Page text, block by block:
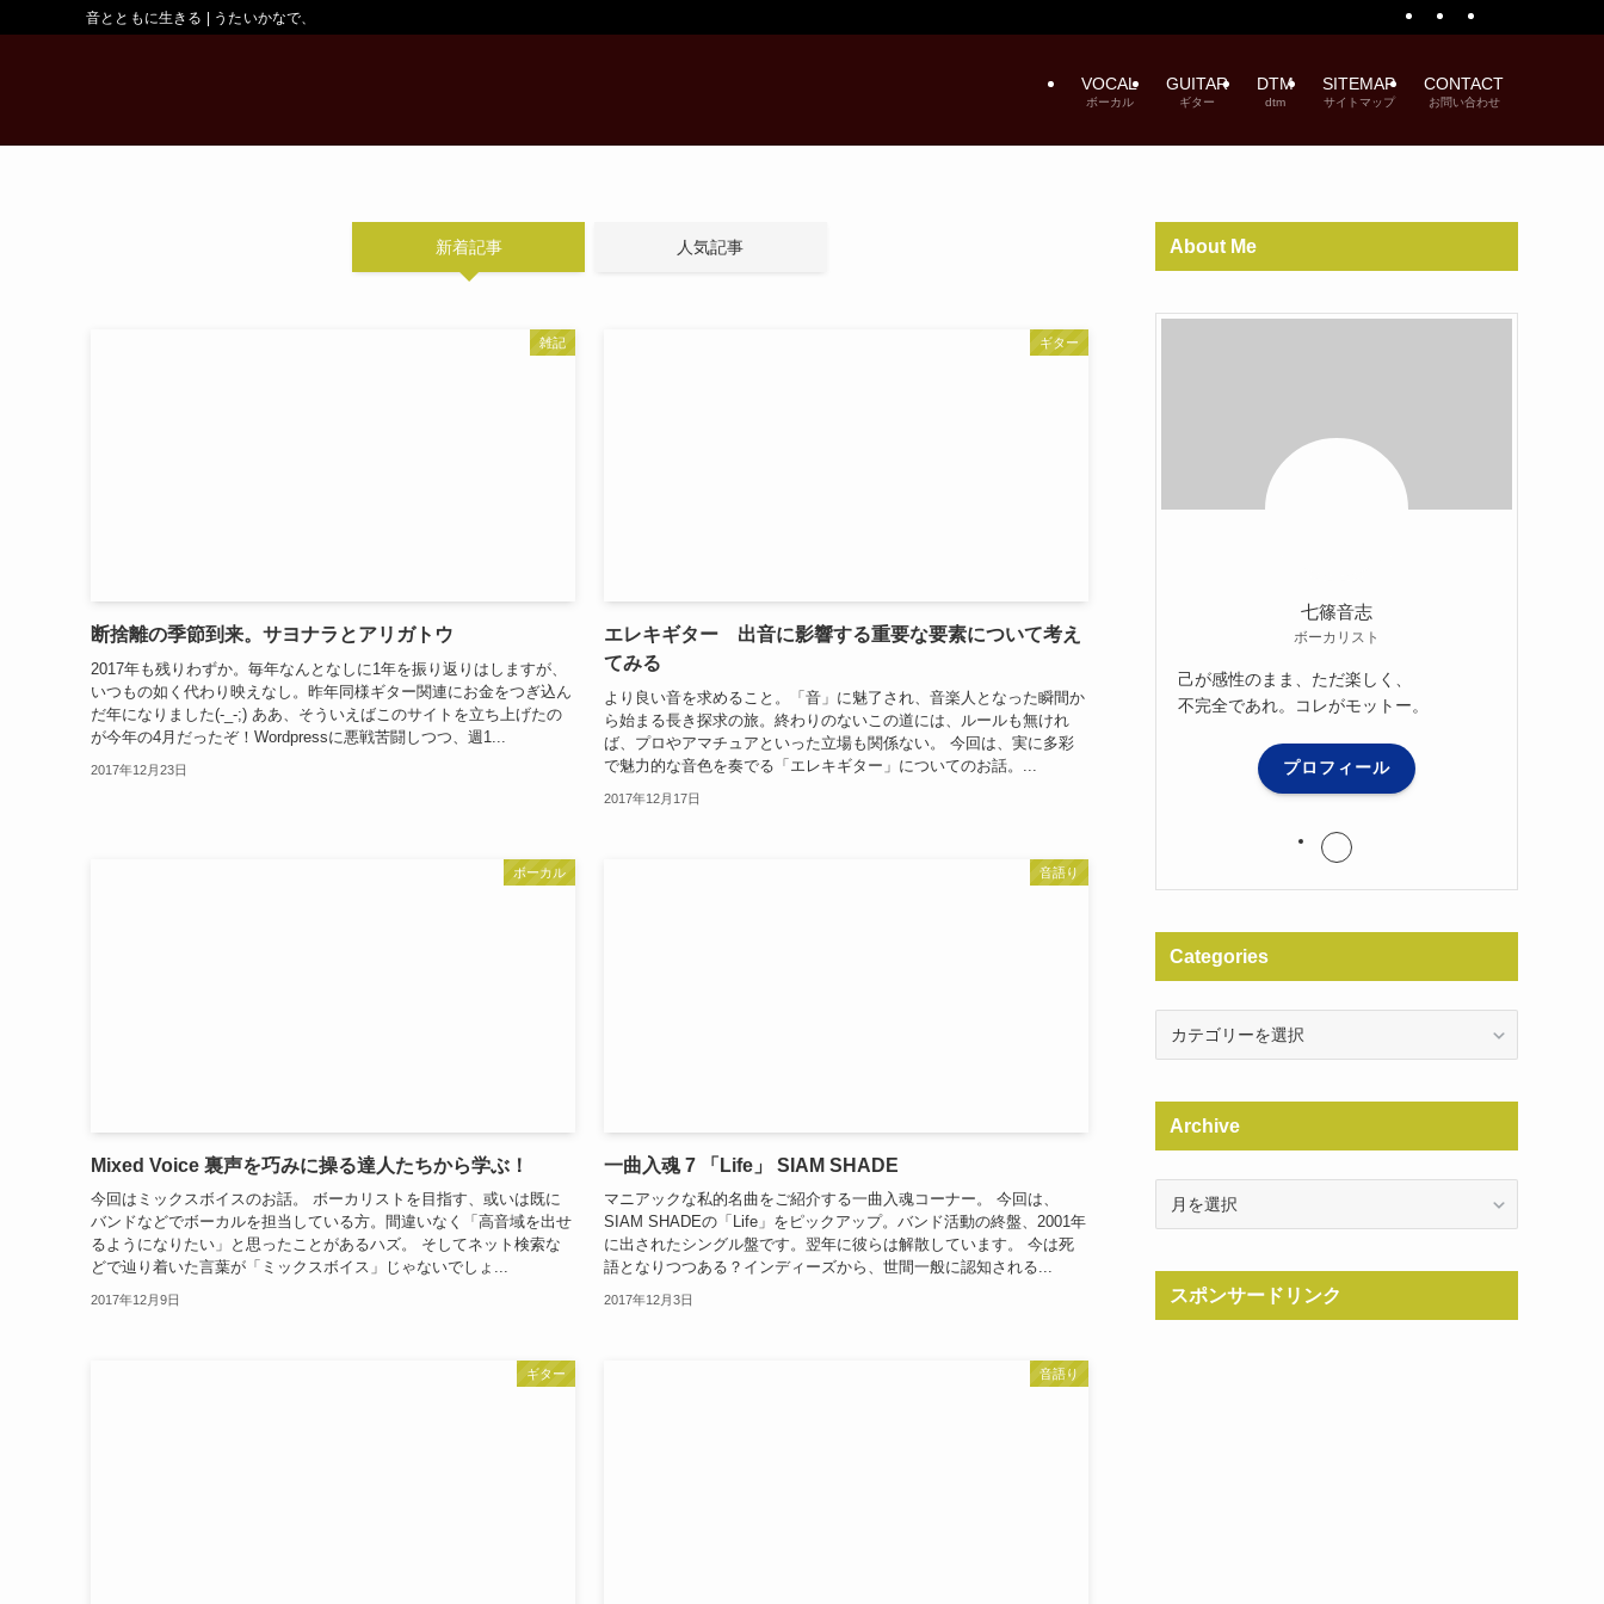
音とともに生きる | うたいかなで、
VOCAL
ボーカル
GUITAR
ギター
DTM
dtm
SITEMAP
サイトマップ
CONTACT
お問い合わせ
新着記事 人気記事
雑記
断捨離の季節到来。サヨナラとアリガトウ
2017年も残りわずか。毎年なんとなしに1年を振り返りはしますが、
いつもの如く代わり映えなし。昨年同様ギター関連にお金をつぎ込ん
だ年になりました(-_-;) ああ、そういえばこのサイトを立ち上げたの
が今年の4月だったぞ！Wordpressに悪戦苦闘しつつ、週1...
2017年12月23日
ギター
エレキギター 出音に影響する重要な要素について考え
てみる
より良い音を求めること。「音」に魅了され、音楽人となった瞬間か
ら始まる長き探求の旅。終わりのないこの道には、ルールも無けれ
ば、プロやアマチュアといった立場も関係ない。 今回は、実に多彩
で魅力的な音色を奏でる「エレキギター」についてのお話。...
2017年12月17日
ボーカル
Mixed Voice 裏声を巧みに操る達人たちから学ぶ！
今回はミックスボイスのお話。 ボーカリストを目指す、或いは既に
バンドなどでボーカルを担当している方。間違いなく「高音域を出せ
るようになりたい」と思ったことがあるハズ。 そしてネット検索な
どで辿り着いた言葉が「ミックスボイス」じゃないでしょ...
2017年12月9日
音語り
一曲入魂 7 「Life」 SIAM SHADE
マニアックな私的名曲をご紹介する一曲入魂コーナー。 今回は、
SIAM SHADEの「Life」をピックアップ。バンド活動の終盤、2001年
に出されたシングル盤です。翌年に彼らは解散しています。 今は死
語となりつつある？インディーズから、世間一般に認知される...
2017年12月3日
ギター 音語り
About Me
七篠音志
ボーカリスト
己が感性のまま、ただ楽しく、
不完全であれ。コレがモットー。
プロフィール
Categories
Archive
スポンサードリンク